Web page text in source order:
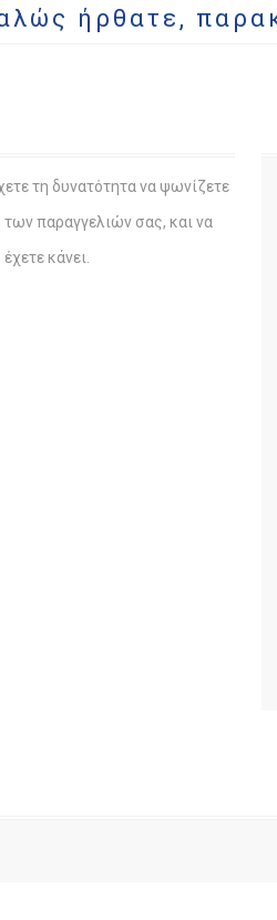
ήρθατε,
τη δυνατότητα να ψωνίζετε
των παραγγελιών σας, και να
κάνει.